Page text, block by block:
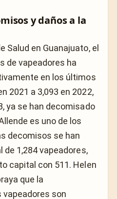
y daños a la
Salud en Guanajuato, el
de vapeadores ha
en los últimos
2021 a 3,093 en 2022,
ya se han decomisado
es uno de los
decomisos se han
de 1,284 vapeadores,
capital con 511. Helen
que la
son